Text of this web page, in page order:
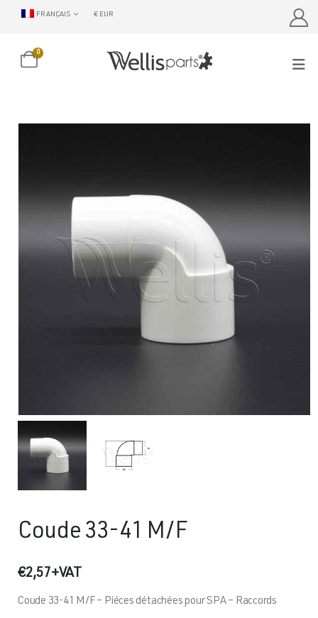
FRANÇAIS € EUR
0
Coude 33-41 M/F
€2,57+VAT
Coude 33-41 M/F – Piéces détachées pour SPA – Raccords